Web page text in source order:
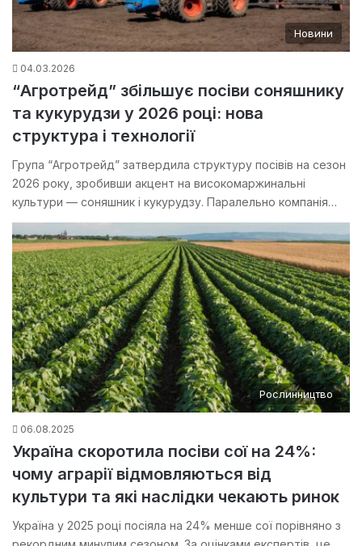
Новини
04.03.2026
“Агротрейд” збільшує посіви соняшнику
та кукурудзи у 2026 році: нова
структура і технології
Група “Агротрейд” затвердила структуру посівів на сезон
2026 року, зробивши акцент на високомаржинальні
культури — соняшник і кукурудзу. Паралельно компанія…
Рослинництво
06.08.2025
Україна скоротила посіви сої на 24%:
чому аграрії відмовляються від
культури та які наслідки чекають ринок
Україна у 2025 році посіяла на 24% менше сої порівняно з